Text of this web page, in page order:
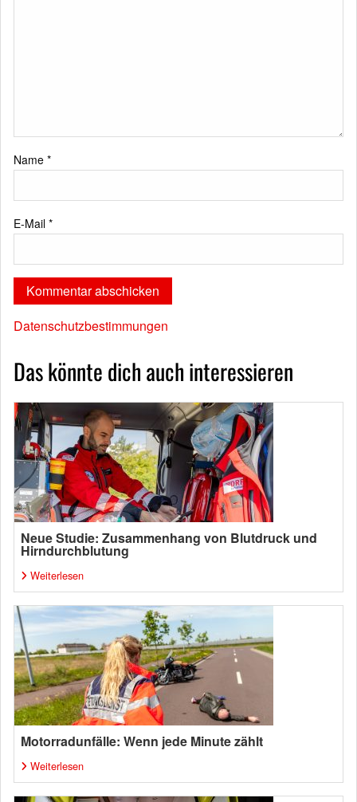
Name *
E-Mail *
Datenschutzbestimmungen
Das könnte dich auch interessieren
Neue Studie: Zusammenhang von Blutdruck und
Hirndurchblutung
Weiterlesen
Motorradunfälle: Wenn jede Minute zählt
Weiterlesen